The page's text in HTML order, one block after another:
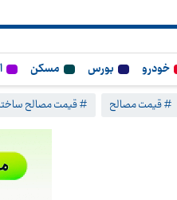
خودرو بورس مسکن
# قیمت مصالح # قیمت مصالح